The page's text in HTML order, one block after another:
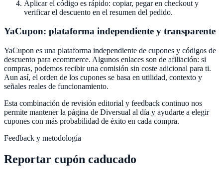
Aplicar el código es rápido: copiar, pegar en checkout y
verificar el descuento en el resumen del pedido.
YaCupon: plataforma independiente y transparente
YaCupon es una plataforma independiente de cupones y códigos de
descuento para ecommerce. Algunos enlaces son de afiliación: si
compras, podemos recibir una comisión sin coste adicional para ti.
Aun así, el orden de los cupones se basa en utilidad, contexto y
señales reales de funcionamiento.
Esta combinación de revisión editorial y feedback continuo nos
permite mantener la página de Diversual al día y ayudarte a elegir
cupones con más probabilidad de éxito en cada compra.
Feedback y metodología
Reportar cupón caducado